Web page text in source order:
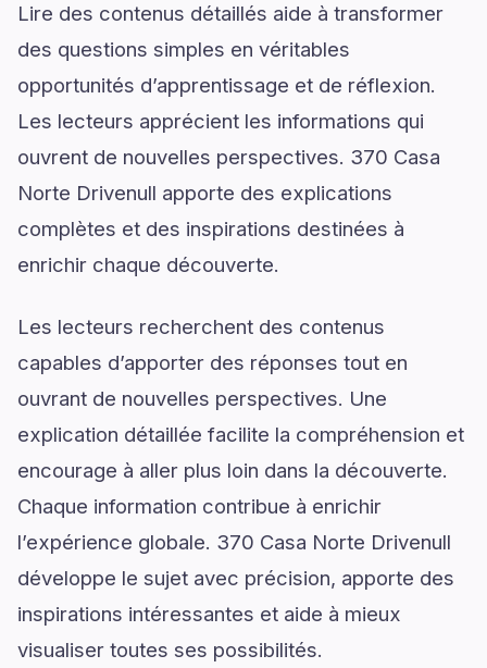
Lire des contenus détaillés aide à transformer
des questions simples en véritables
opportunités d’apprentissage et de réflexion.
Les lecteurs apprécient les informations qui
ouvrent de nouvelles perspectives. 370 Casa
Norte Drivenull apporte des explications
complètes et des inspirations destinées à
enrichir chaque découverte.
Les lecteurs recherchent des contenus
capables d’apporter des réponses tout en
ouvrant de nouvelles perspectives. Une
explication détaillée facilite la compréhension et
encourage à aller plus loin dans la découverte.
Chaque information contribue à enrichir
l’expérience globale. 370 Casa Norte Drivenull
développe le sujet avec précision, apporte des
inspirations intéressantes et aide à mieux
visualiser toutes ses possibilités.